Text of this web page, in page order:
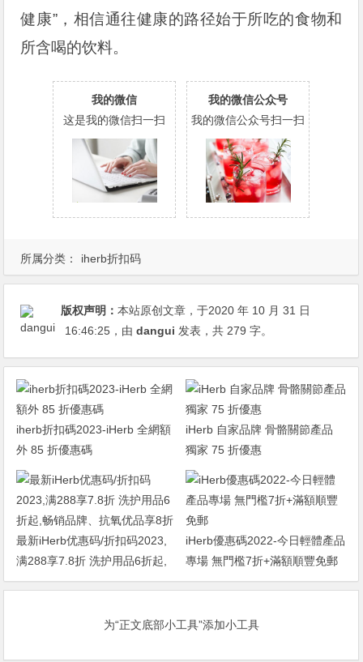
所属分类： iherb折扣码
健康”，相信通往健康的路径始于所吃的食物和
所含喝的饮料。
我的微信
这是我的微信扫一扫
我的微信公众号
我的微信公众号扫一扫
版权声明：本站原创文章，于2020 年 10 月 31 日
16:46:25 ，由dangui 发表，共 279 字。
iherb折扣碼2023-iHerb 全網額
外 85 折優惠碼
iHerb 自家品牌 骨骼關節產品
獨家 75 折優惠
最新iHerb优惠码/折扣码2023,
满288享7.8折 洗护用品6折起,
畅销品牌、抗氧优品享8折
iHerb優惠碼2022-今日輕體產品
專場 無門檻7折+滿額順豐免郵
为“正文底部小工具”添加小工具